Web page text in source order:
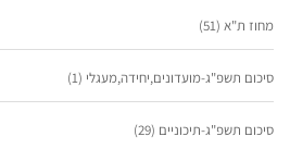
מחוז ת"א (51)
סיכום תשפ"ג-מועדונים,יחידה,מעגלי (1)
סיכום תשפ"ג-תיכוניים (29)